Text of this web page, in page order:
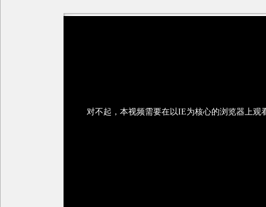
对不起，本视频需要在以IE为核心的浏览器上观